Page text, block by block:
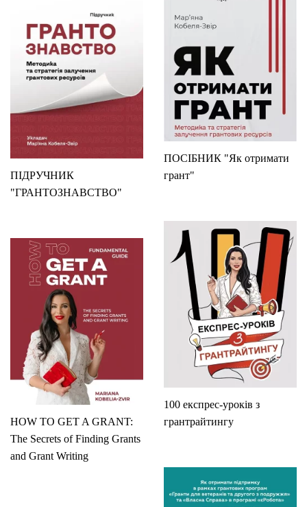
ПОСІБНИК "Як отримати
грант"
ПІДРУЧНИК
"ГРАНТОЗНАВСТВО"
100 експрес-уроків з
грантрайтингу
HOW TO GET A GRANT:
The Secrets of Finding Grants
and Grant Writing